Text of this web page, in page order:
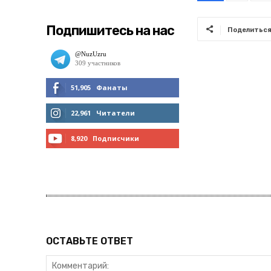
Подпишитесь на нас
51,905 Фанаты
МНЕ НРАВИТСЯ
22,961 Читатели
8,920 Подписчики
Поделиться
ОСТАВЬТЕ ОТВЕТ